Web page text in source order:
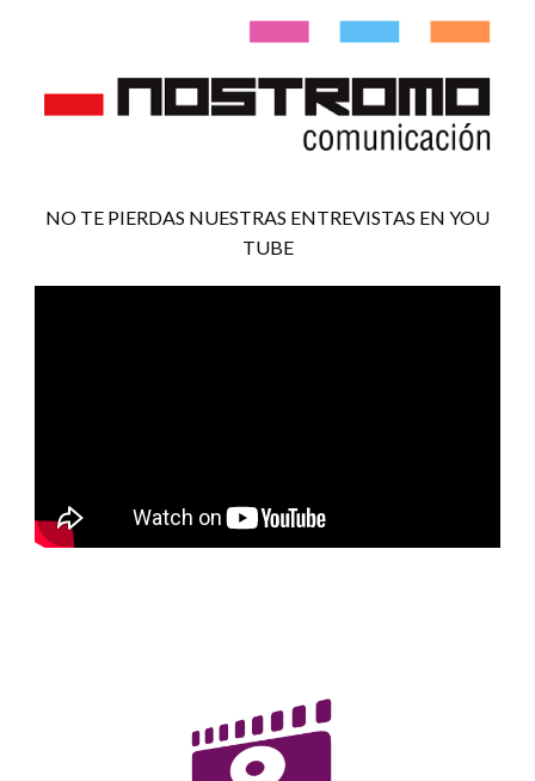
NO TE PIERDAS NUESTRAS ENTREVISTAS EN YOU
TUBE